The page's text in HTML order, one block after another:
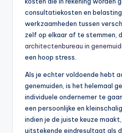
consultatiekosten en
werkzaamheden tussen
zelf op elkaar af te stemmen,
architectenbureau in
een hoop stress.
Als je echter voldoende hebt
genemuiden, is het helemaal
individuele ondernemer te
een persoonlijke en
indien je de juiste keuze
uitstekende eindresultaat als